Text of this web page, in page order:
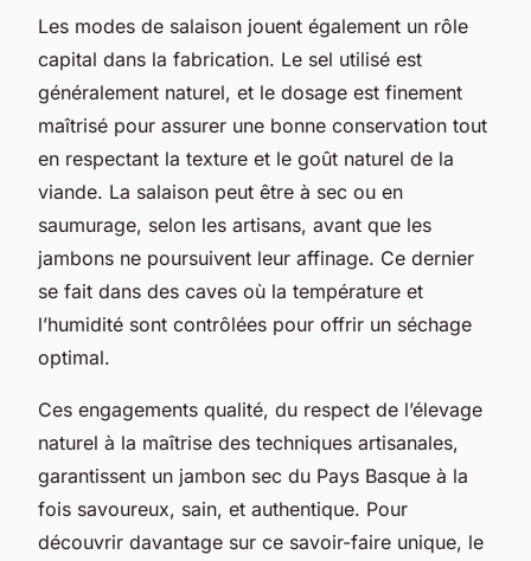
Les modes de salaison jouent également un rôle
capital dans la fabrication. Le sel utilisé est
généralement naturel, et le dosage est finement
maîtrisé pour assurer une bonne conservation tout
en respectant la texture et le goût naturel de la
viande. La salaison peut être à sec ou en
saumurage, selon les artisans, avant que les
jambons ne poursuivent leur affinage. Ce dernier
se fait dans des caves où la température et
l’humidité sont contrôlées pour offrir un séchage
optimal.
Ces engagements qualité, du respect de l’élevage
naturel à la maîtrise des techniques artisanales,
garantissent un jambon sec du Pays Basque à la
fois savoureux, sain, et authentique. Pour
découvrir davantage sur ce savoir-faire unique, le